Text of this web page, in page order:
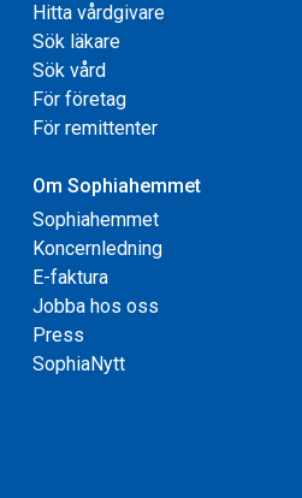
Hitta vårdgivare
Sök läkare
Sök vård
För företag
För remittenter
Om Sophiahemmet
Sophiahemmet
Koncernledning
E-faktura
Jobba hos oss
Press
SophiaNytt